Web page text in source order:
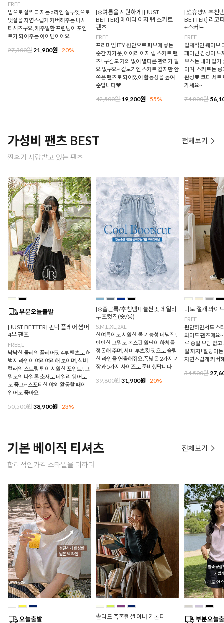
FREE
밑으로 살짝 퍼지는 a라인 실루엣으로
뱃살을 자연스럽게 커버해주는 나시
티셔츠구요, 캐주얼한 프린팅이 포인
트가 되어주는 아이템이에요
27,300원 21,900원 20%
[❄️여름을 시원하게][JUST
BETTER] 에어리 이지 랩 스커트
팬츠
FREE
프리미엄 ITY 원단으로 피부에 닿는
순간 차가운, 에어리 이지 랩 스커트 팬
츠! 구김도 거의 없어 별다른 관리가 필
요 없구요~ 겉보기엔 스커트 같지만 안
쪽은 팬츠로 되어있어 활동성을 높여
준답니다♥
42,500원19,200원 55%
[⛱️휴양지추천
BETTER] 리코
+스커트
FREE
입체적인 웨이브
페미닌 감성이 느
우스는 내어 입기
이며, 스커트는
완성♥ 코디 세트
가세요~
74,800원
가성비 팬츠 BEST
찐후기 사랑받고 있는 팬츠
전체보기
[JUST BETTER] 핀턱 플레어 썸머
4부 팬츠
FREE,L
낙낙한 둘레의 플레어핏 4부 팬츠로 허
벅지 라인이 여리여리해 보이며, 실버
컬러의 스트링 팁이 시원한 포인트! 고
밀도의 나일론 소재로 데일리 웨어로
도 좋고~ 스포티한 야외 활동할 때에
입어도 좋아요
50,500원38,900원 23%
[❄️출근룩/추천템!] 늘씬핏 데일리
부츠컷진(숏/롱)
S,M,L,XL,2XL
한여름에도 시원한 쿨 기능성 데님진!
탄탄한 고밀도 논스판 원단이 하체를
정돈해 주며, 세미 부츠컷 핏으로 슬림
한 라인을 연출해줘요.폭넓은 2가지 기
장과 5가지 사이즈로 준비했답니다
39,800원31,900원 20%
디토 절개 와이
FREE
편안하면서도 스
와이드 팬츠에요
루 종일 부담 없
일 까지! 찰랑이
자연스럽게 커버
34,500원
기본 베이직 티셔츠
합리적인가격 스타일을 더하다
전체보기
솔리드 촉촉텐셜 이너 기본티